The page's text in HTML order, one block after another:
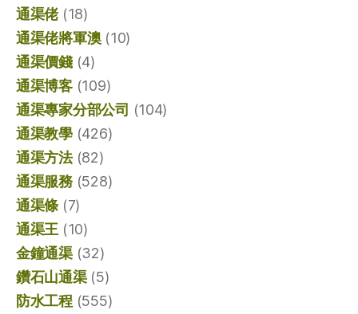
通渠佬(18)
通渠佬將軍澳(10)
通渠價錢(4)
通渠博客(109)
通渠專家分部公司 (104)
通渠教學(426)
通渠方法(82)
通渠服務(528)
通渠條 (7)
通渠王 (10)
金鐘通渠(32)
鑽石山通渠(5)
防水工程(555)